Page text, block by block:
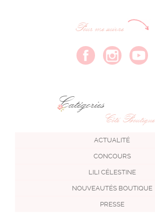
Pour me suivre
Catégories
Côté Boutique
ACTUALITÉ
CONCOURS
LILI CÉLESTINE
NOUVEAUTÉS BOUTIQUE
PRESSE